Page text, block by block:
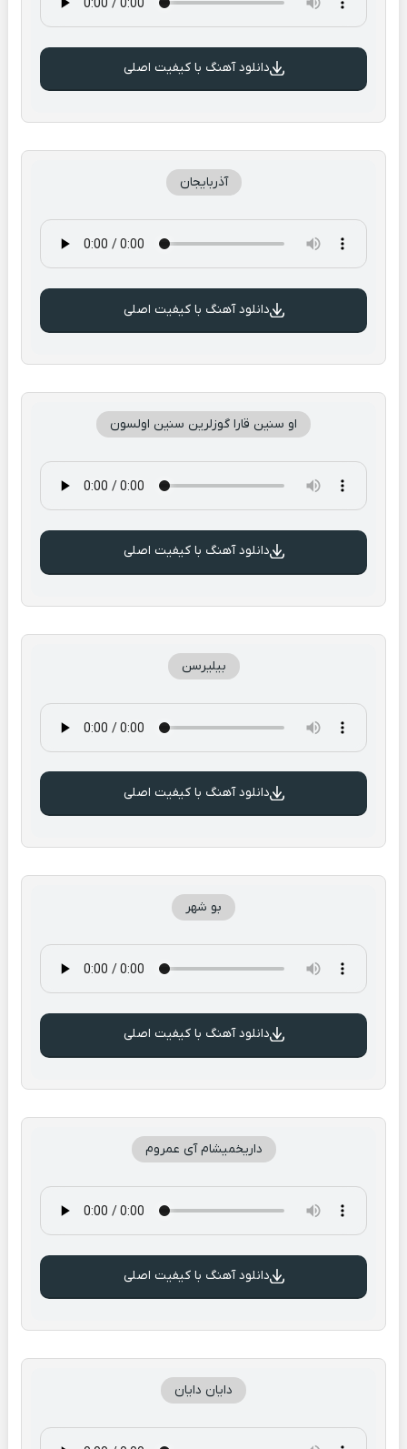
دانلود آهنگ با کیفیت اصلی
آذربایجان
دانلود آهنگ با کیفیت اصلی
او سنین قارا گوزلرین سنین اولسون
دانلود آهنگ با کیفیت اصلی
بیلیرسن
دانلود آهنگ با کیفیت اصلی
بو شهر
دانلود آهنگ با کیفیت اصلی
داریخمیشام آی عمروم
دانلود آهنگ با کیفیت اصلی
دایان دایان